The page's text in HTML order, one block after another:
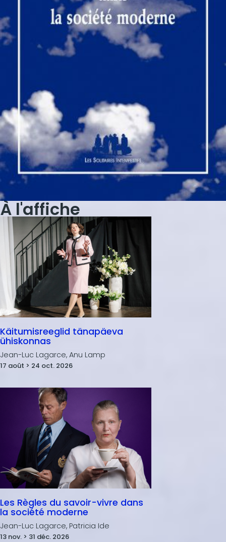
À l'affiche
Käitumisreeglid tänapäeva
ühiskonnas
Jean-Luc Lagarce, Anu Lamp
17 août > 24 oct. 2026
Les Règles du savoir-vivre dans
la société moderne
Jean-Luc Lagarce, Patricia Ide
13 nov. > 31 déc. 2026